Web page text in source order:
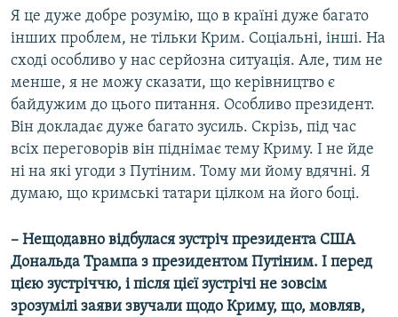
Я це дуже добре розумію, що в країні дуже багато
інших проблем, не тільки Крим. Соціальні, інші. На
сході особливо у нас серйозна ситуація. Але, тим не
менше, я не можу сказати, що керівництво є
байдужим до цього питання. Особливо президент.
Він докладає дуже багато зусиль. Скрізь, під час
всіх переговорів він піднімає тему Криму. І не йде
ні на які угоди з Путіним. Тому ми йому вдячні. Я
думаю, що кримські татари цілком на його боці.
– Нещодавно відбулася зустріч президента США
Дональда Трампа з президентом Путіним. І перед
цією зустріччю, і після цієї зустрічі не зовсім
зрозумілі заяви звучали щодо Криму, що, мовляв,